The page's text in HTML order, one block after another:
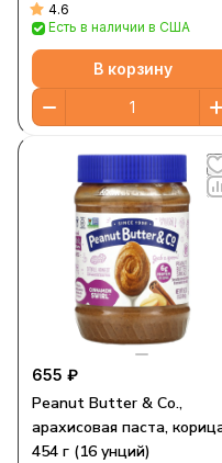
454 г (16 унций)
4.6
Есть в наличии в США
В корзину
655 ₽
Peanut Butter & Co.,
арахисовая паста,
454 г (16 унций)